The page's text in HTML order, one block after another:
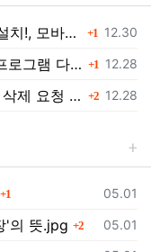
등록일
12.30
일 최강속도 1댓글
등록일
12.28
다운로드<< 1댓글
등록일
12.28
요청 공지 2댓글
등록일
05.01
1
등록일
05.01
'의 뜻.jpg 2댓글